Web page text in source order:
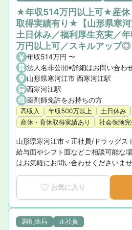
★年収514万円以上可★産休
取得実績有り★【山形県寒河
土日休み／福利厚生充実／
万円以上可／スキルアップ◎
年収514万円 〜
法人名非公開※詳細はお問い合わ
山形県寒河江市 西寒河江駅
西寒河江駅
薬剤師免許をお持ちの方
高収入 年収500万以上 土日休み
産休・育休取得実績あり
社会保険
山形県寒河江市＜正社員/ドラッグ
給与面やシフト面などご相談可能な
はお気軽にお問い合わせくださいま
お気に入り
調剤薬局 正社員